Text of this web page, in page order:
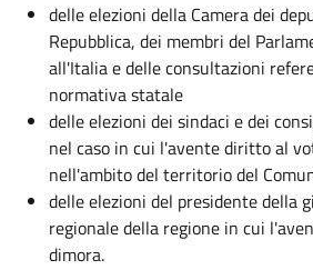
delle elezioni della Camera dei
Repubblica, dei membri del
all'Italia e delle consultazioni
normativa statale
delle elezioni dei sindaci e dei
nel caso in cui l'avente diritto al
nell'ambito del territorio del
delle elezioni del presidente della
regionale della regione in cui
dimora.